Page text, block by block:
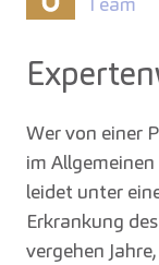
Wer von einer
im
leidet unter
Erkrankung
vergehen